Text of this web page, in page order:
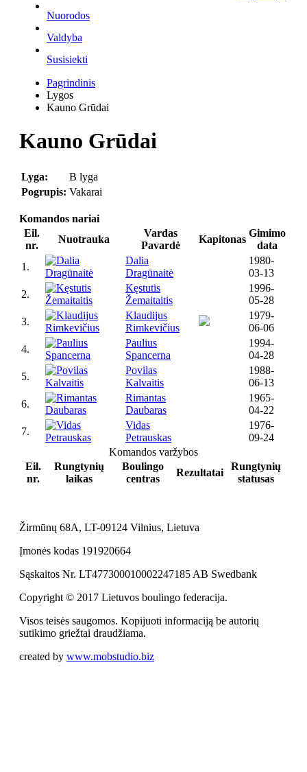
Nuorodos
Valdyba
Susisiekti
Pagrindinis
Lygos
Kauno Grūdai
Kauno Grūdai
Lyga:
B lyga
Pogrupis: Vakarai
Komandos nariai
Eil.
nr.
Nuotrauka
Vardas
Pavardė
Kapitonas
Gimimo
data
1.
Dalia
Dragūnaitė
1980-
03-13
2.
Kęstutis
Žemaitaitis
1996-
05-28
3.
Klaudijus
Rimkevičius
1979-
06-06
4.
Paulius
Spancerna
1994-
04-28
5.
Povilas
Kalvaitis
1988-
06-13
6.
Rimantas
Daubaras
1965-
04-22
7.
Vidas
Petrauskas
1976-
09-24
Komandos varžybos
Eil.
nr.
Rungtynių
laikas
Boulingo
centras
Rezultatai
Rungtynių
statusas
Žirmūnų 68A, LT-09124 Vilnius, Lietuva
Įmonės kodas 191920664
Sąskaitos Nr. LT477300010002247185 AB Swedbank
Copyright © 2017 Lietuvos boulingo federacija.
Visos teisės saugomos. Kopijuoti informaciją be autorių
sutikimo griežtai draudžiama.
created by www.mobstudio.biz